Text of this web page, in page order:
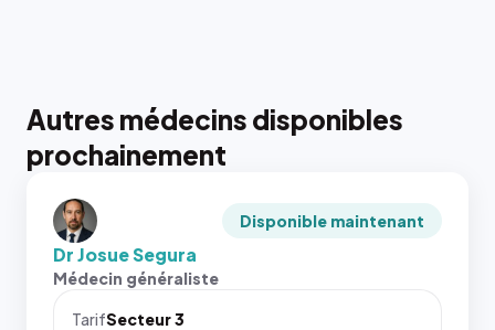
Autres médecins disponibles
prochainement
Disponible maintenant
Dr Josue Segura
Médecin généraliste
TarifSecteur 3